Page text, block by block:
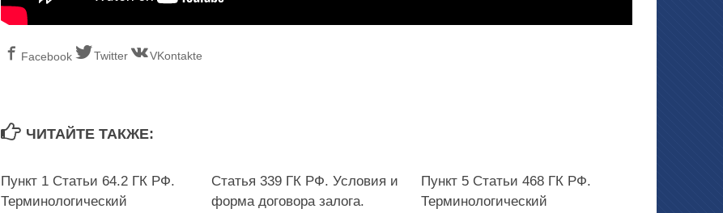
Facebook Twitter VKontakte
ЧИТАЙТЕ ТАКЖЕ:
Пункт 1 Статьи 64.2 ГК РФ.
Терминологический
Статья 339 ГК РФ. Условия и
форма договора залога.
Пункт 5 Статьи 468 ГК РФ.
Терминологический